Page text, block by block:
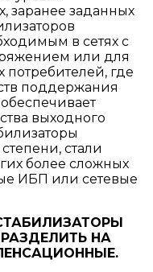
заранее заданных
в сетях с
или для
потребителей, где
поддержания
выходного
стали
более сложных
ИБП или сетевые
НА